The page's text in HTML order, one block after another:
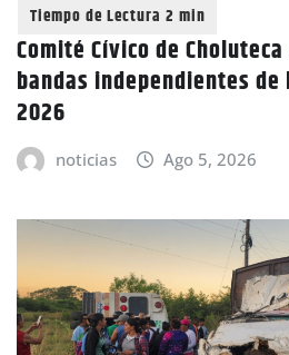
Comité Cívico de
bandas independientes
2026
noticias Ago 5, 2026